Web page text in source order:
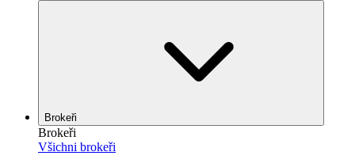
Brokeři
Brokeři
Všichni brokeři